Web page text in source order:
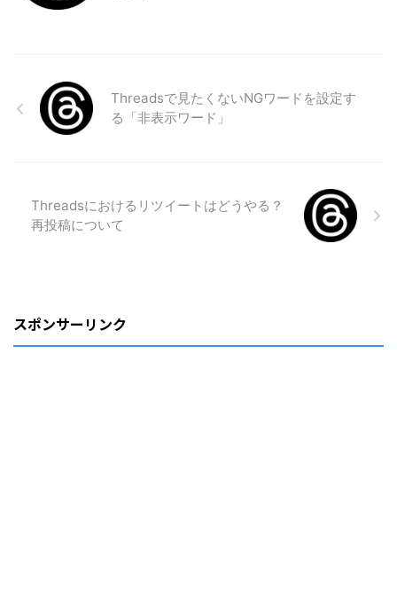
Threadsで見たくないNGワードを設定す
る「非表示ワード」
Threadsにおけるリツイートはどうやる？
再投稿について
スポンサーリンク